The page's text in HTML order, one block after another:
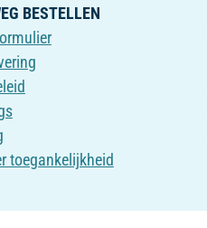
BESTELLEN
toegankelijkheid